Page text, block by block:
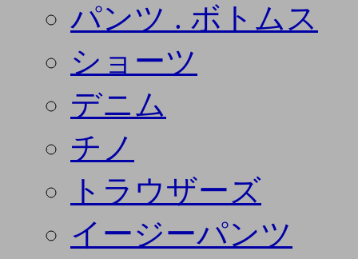
パンツ . ボトムス
ショーツ
デニム
チノ
トラウザーズ
イージーパンツ